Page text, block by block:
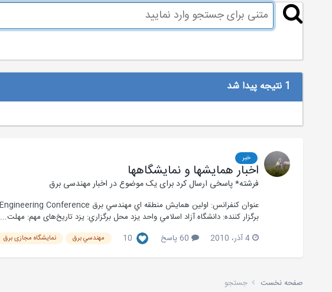
1 نتیجه پیدا شد
خبر
اخبار همایشها و نمایشگاهها
فرشته*پاسخی ارسال کرد برای یک موضوع دراخبار مهندسی برق
برگزار کننده: دانشگاه آزاد اسلامي واحد يزد محل برگزاري: يزد تاریخ‌های مهم: مهلت...
4 آذر، 2010
60 پاسخ 10 مهندسي برق نمایشگاه مجازی برق
صفحه نخست جستجو